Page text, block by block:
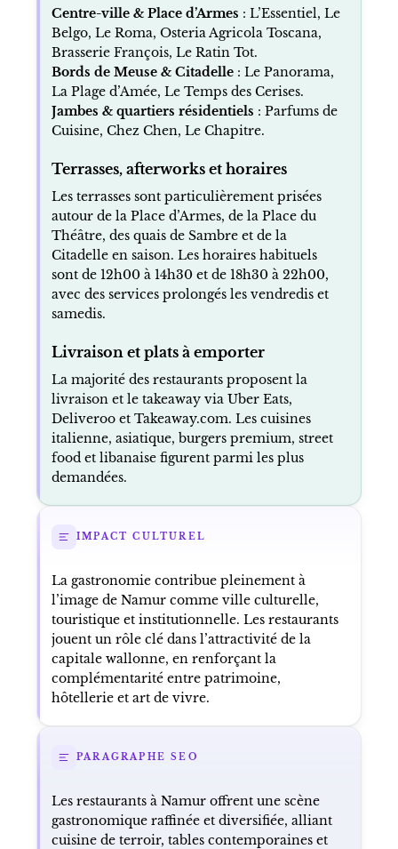
Centre-ville & Place d’Armes : L’Essentiel, Le
Belgo, Le Roma, Osteria Agricola Toscana,
Brasserie François, Le Ratin Tot.
Bords de Meuse & Citadelle: Le Panorama,
La Plage d’Amée, Le Temps des Cerises.
Jambes & quartiers résidentiels : Parfums de
Cuisine, Chez Chen, Le Chapitre.
Terrasses, afterworks et horaires
Les terrasses sont particulièrement prisées
autour de la Place d’Armes, de la Place du
Théâtre, des quais de Sambre et de la
Citadelle en saison. Les horaires habituels
sont de 12h00 à 14h30 et de 18h30 à 22h00,
avec des services prolongés les vendredis et
samedis.
Livraison et plats à emporter
La majorité des restaurants proposent la
livraison et le takeaway via Uber Eats,
Deliveroo et Takeaway.com. Les cuisines
italienne, asiatique, burgers premium, street
food et libanaise figurent parmi les plus
demandées.
IMPACT CULTUREL
La gastronomie contribue pleinement à
l’image de Namur comme ville culturelle,
touristique et institutionnelle. Les restaurants
jouent un rôle clé dans l’attractivité de la
capitale wallonne, en renforçant la
complémentarité entre patrimoine,
hôtellerie et art de vivre.
PARAGRAPHE SEO
Les restaurants à Namur offrent une scène
gastronomique raffinée et diversifiée, alliant
cuisine de terroir, tables contemporaines et